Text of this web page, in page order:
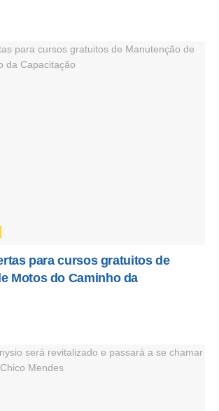
para cursos gratuitos de
Motos do Caminho da